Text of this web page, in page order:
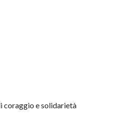
coraggio e solidarietà